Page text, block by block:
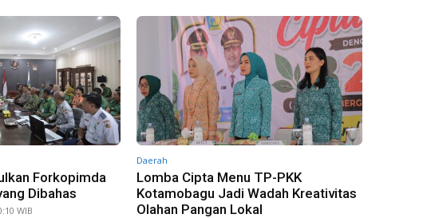
Forkopimda
Dibahas
WIB
Daerah
Lomba Cipta Menu TP-PKK
Kotamobagu Jadi Wadah Kreativitas
Olahan Pangan Lokal